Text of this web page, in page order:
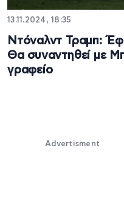
13.11.2024, 18:35
Ντόναλντ Τραμπ:
Θα συναντηθεί με
γραφείο
Advertisment